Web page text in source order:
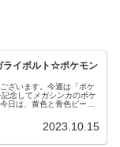
ライボルト☆ポケモン
ざいます。今週は「ポケ
念してメガシンカのポケ
日は、黄色と青色ビーズ
2023.10.15